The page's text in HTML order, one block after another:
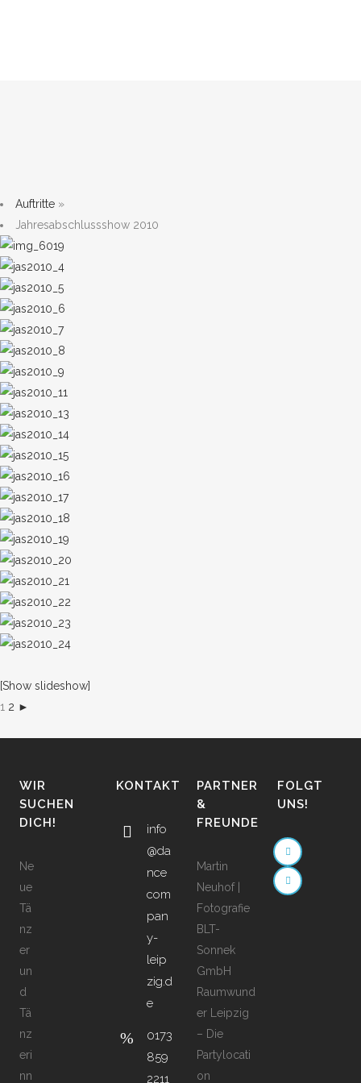
Auftritte »
Jahresabschlussshow 2010
[Show slideshow]
1 2 ►
WIR
SUCHEN
DICH!
Ne
ue
Tä
nz
er
un
d
Tä
nz
eri
nn
KONTAKT
info
@da
nce
com
pan
y-
leip
zig.d
e
0173
859
2211
PARTNER
&
FREUNDE
Martin
Neuhof |
Fotografie
BLT-
Sonnek
GmbH
Raumwund
er Leipzig
– Die
Partylocati
on
FOLGT
UNS!